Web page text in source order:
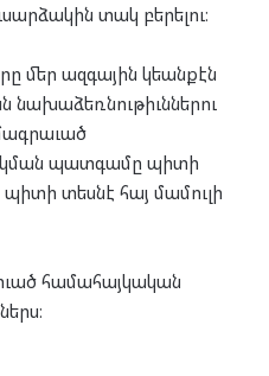
տակ բերելու։
մեր ազգային կեանքէն
նախաձեռնութիւններու
պատգամը պիտի
պիտի տեսնէ հայ մամուլի
համահայկական